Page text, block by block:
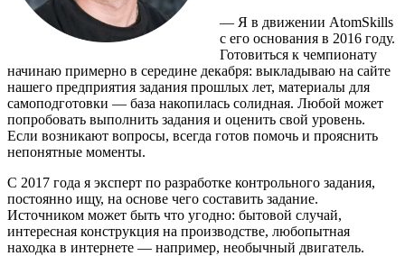
— Я в движении AtomSkills
с его основания в 2016 году.
Готовиться к чемпионату
начинаю примерно в середине декабря: выкладываю на сайте
нашего предприятия задания прошлых лет, материалы для
самоподготовки — база накопилась солидная. Любой может
попробовать выполнить задания и оценить свой уровень.
Если возникают вопросы, всегда готов помочь и прояснить
непонятные моменты.
С 2017 года я эксперт по разработке контрольного задания,
постоянно ищу, на основе чего составить задание.
Источником может быть что угодно: бытовой случай,
интересная конструкция на производстве, любопытная
находка в интернете — например, необычный двигатель.